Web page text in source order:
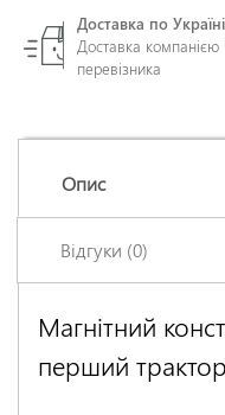
Доставка по Україні
Доставка
перевізника
Опис
Відгуки (0)
Магнітний
перший
Залишіть відгук про цей
*
Ім'я